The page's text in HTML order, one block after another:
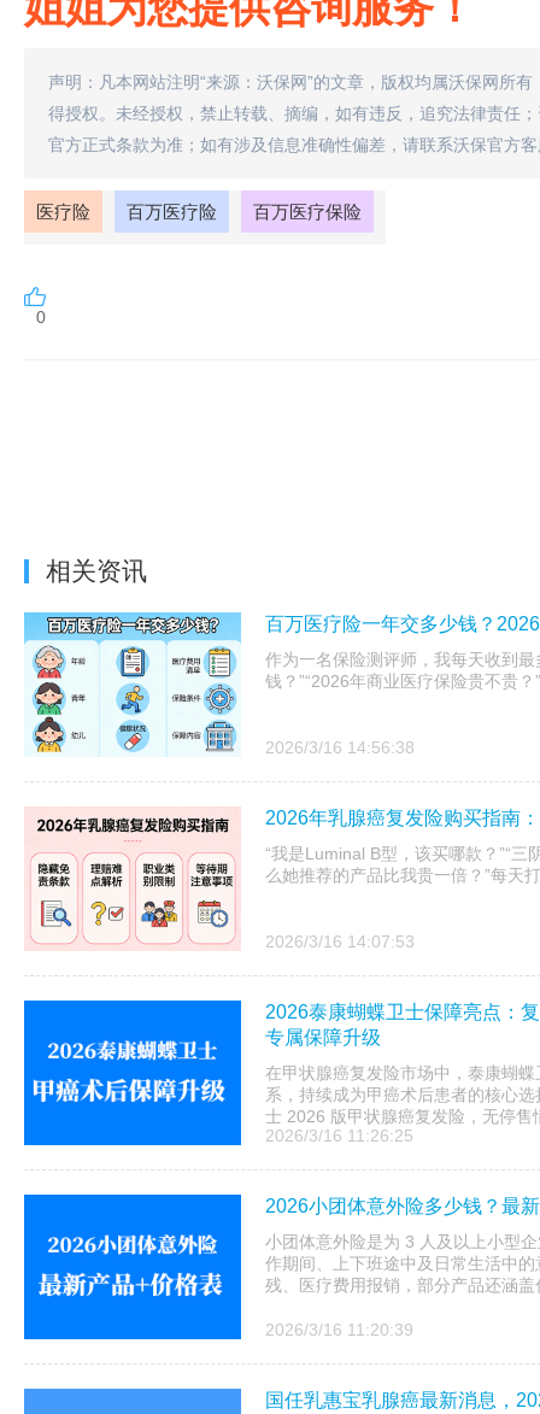
声明：凡本网站注明“来源：沃保网”的文章，版权均属沃保网所
得授权。未经授权，禁止转载、摘编，如有违反，追究法律责任
官方正式条款为准；如有涉及信息准确性偏差，请联系沃保官方
医疗险 百万医疗险 百万医疗保险
0
相关资讯
百万医疗险一年交多少钱？
作为一名保险测评师，我每天收到
钱？”“2026年商业医疗保险贵不贵
2026/3/16 14:56:38
2026年乳腺癌复发险购买指南
“我是Luminal B型，该买哪款？”“三
么她推荐的产品比我贵一倍？”每天
2026/3/16 14:07:53
2026泰康蝴蝶卫士保障亮点：
专属保障升级
在甲状腺癌复发险市场中，泰康蝴
系，持续成为甲癌术后患者的核心
士 2026 版甲状腺癌复发险，无停售
2026/3/16 11:26:25
2026小团体意外险多少钱？最
小团体意外险是为 3 人及以上小型
作期间、上下班途中及日常生活中
残、医疗费用报销，部分产品还涵
2026/3/16 11:20:39
国任乳惠宝乳腺癌最新消息，